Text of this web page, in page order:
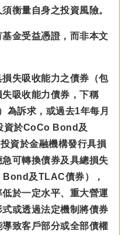
衡量自身之投資風險。
金受益憑證，而非本文
失吸收能力之債券（包
吸收能力債券，下稱
訴求，或過去1年每月
資於CoCo Bond及
資於金融機構發行具損
可轉換債券及具總損失
及TLAC債券），
於一定水平、重大營運
或透過法定機制將債券
致客戶部分或全部債權